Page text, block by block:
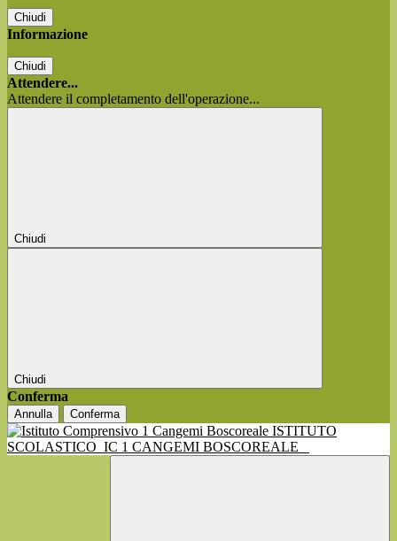
Chiudi
Informazione
Chiudi
Attendere...
Attendere il completamento dell'operazione...
Chiudi
Chiudi
Conferma
Annulla Conferma
ISTITUTO
SCOLASTICO IC 1 CANGEMI BOSCOREALE